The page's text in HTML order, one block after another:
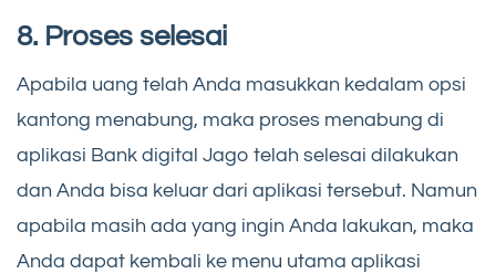
8. Proses selesai
Apabila uang telah Anda masukkan kedalam opsi
kantong menabung, maka proses menabung di
aplikasi Bank digital Jago telah selesai dilakukan
dan Anda bisa keluar dari aplikasi tersebut. Namun
apabila masih ada yang ingin Anda lakukan, maka
Anda dapat kembali ke menu utama aplikasi